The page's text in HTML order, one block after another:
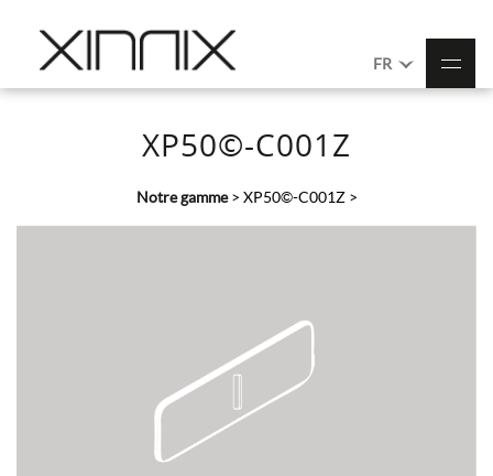
FR
XP50©-C001Z
Notre gamme> XP50©-C001Z>